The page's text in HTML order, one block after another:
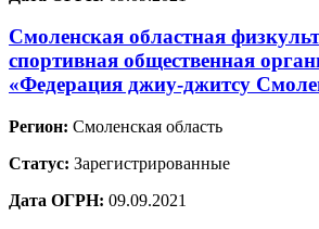
Смоленская областная
спортивная общественная
«Федерация джиу-джитсу
Регион: Смоленская область
Статус: Зарегистрированные
Дата ОГРН: 09.09.2021